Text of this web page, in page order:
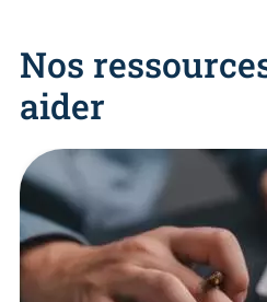
Nos
aider